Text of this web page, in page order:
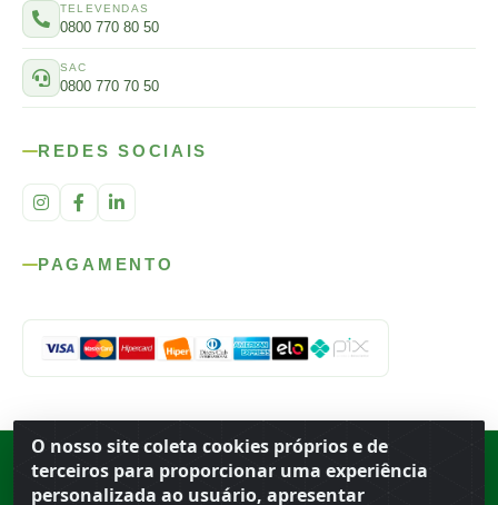
O nosso site coleta cookies próprios e de
terceiros para proporcionar uma experiência
personalizada ao usuário, apresentar
TELEVENDAS
0800 770 80 50
SAC
0800 770 70 50
REDES SOCIAIS
PAGAMENTO
Rod. SP-215, s/n, km 98 — Área Rural Porto Ferreira ·BR
· CEP
· CNPJ 56.679.863/0001-91
© 2026 Atacado Ideal